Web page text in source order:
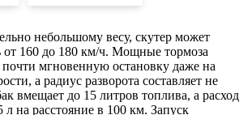
небольшому весу, скутер может
от 160 до 180 км/ч. Мощные тормоза
почти мгновенную остановку даже на
а радиус разворота составляет не
вмещает до 15 литров топлива, а расход
на расстояние в 100 км. Запуск